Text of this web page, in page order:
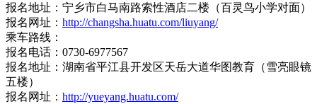
报名地址：宁乡市白马南路索性酒店二楼（百灵鸟小学对面）
报名网址： http://changsha.huatu.com/liuyang/
乘车路线：
报名电话：0730-6977567
报名地址：湖南省平江县开发区天岳大道华图教育（雪亮眼镜
五楼）
报名网址： http://yueyang.huatu.com/